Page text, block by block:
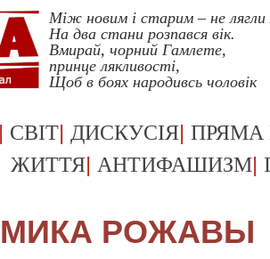
Між новим і старим – не
На два стани розпався вік.
Вмирай, чорний Гамлете,
принце лякливості,
Щоб в боях народивсь чоловік
| СВІТ| ДИСКУСІЯ| ПРЯМА
ЖИТТЯ| АНТИФАШИЗМ|
РОЖАВЫ